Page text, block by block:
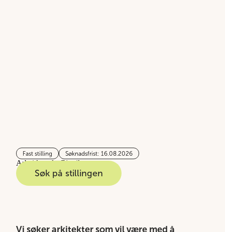
Fast stilling Søknadsfrist: 16.08.2026
Arbeidssted: Gjøvik
Søk på stillingen
Vi søker arkitekter som vil være med å